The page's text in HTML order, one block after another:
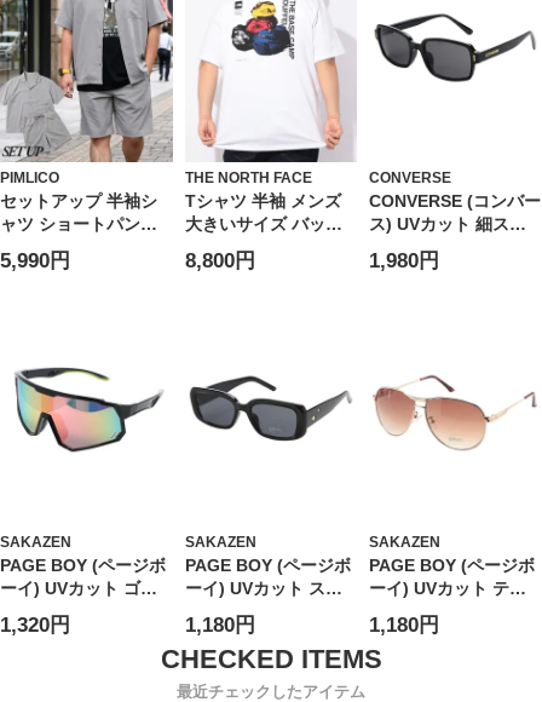
PIMLICO
セットアップ 半袖シ
ャツ ショートパンツ
メンズ 大きいサイズ
WEB限定 収納袋 半袖
パンツ
5,990円
THE NORTH FACE
Tシャツ 半袖 メンズ
大きいサイズ バック
プリント クルーネッ
ク カットソー トップ
8,800円
CONVERSE
CONVERSE (コンバー
ス) UVカット 細スク
エア サングラス ユニ
セックス スクエア カ
1,980円
SAKAZEN
PAGE BOY (ページボ
ーイ) UVカット ゴー
グル ミラーレンズ サ
ングラス ユニセック
1,320円
SAKAZEN
PAGE BOY (ページボ
ーイ) UVカット スク
エア サングラス ユニ
セックス ダイヤ アイ
ウェア 紫外線対策
PY2899
1,180円
SAKAZEN
PAGE BOY (ページボ
ーイ) UVカット ティ
アドロップ サングラ
ス ユニセックス アイ
ウェア 紫外線対策
1,180円
最近チェックしたアイテム